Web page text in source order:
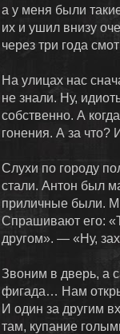
а у меня были
их и ушил внизу
через три года
На улицах нас
не знали. Ну,
собственно. А
гонения. А за что?
Слухи по городу
стали. Антон был
приличные были.
Спрашивают его:
другом». — «Ну,
Звоним в дверь, а
фигада… Нам
И один за другим
там, купание